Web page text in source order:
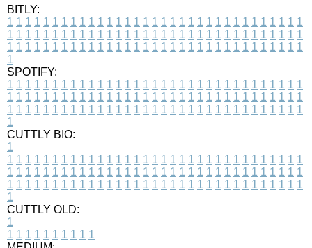
BITLY:
1 1 1 1 1 1 1 1 1 1 1 1 1 1 1 1 1 1 1 1 1 1 1 1 1 1 1 1 1 1 1 1 1
1 1 1 1 1 1 1 1 1 1 1 1 1 1 1 1 1 1 1 1 1 1 1 1 1 1 1 1 1 1 1 1 1
1 1 1 1 1 1 1 1 1 1 1 1 1 1 1 1 1 1 1 1 1 1 1 1 1 1 1 1 1 1 1 1 1
1
SPOTIFY:
1 1 1 1 1 1 1 1 1 1 1 1 1 1 1 1 1 1 1 1 1 1 1 1 1 1 1 1 1 1 1 1 1
1 1 1 1 1 1 1 1 1 1 1 1 1 1 1 1 1 1 1 1 1 1 1 1 1 1 1 1 1 1 1 1 1
1 1 1 1 1 1 1 1 1 1 1 1 1 1 1 1 1 1 1 1 1 1 1 1 1 1 1 1 1 1 1 1 1
1
CUTTLY BIO:
1
1 1 1 1 1 1 1 1 1 1 1 1 1 1 1 1 1 1 1 1 1 1 1 1 1 1 1 1 1 1 1 1 1
1 1 1 1 1 1 1 1 1 1 1 1 1 1 1 1 1 1 1 1 1 1 1 1 1 1 1 1 1 1 1 1 1
1 1 1 1 1 1 1 1 1 1 1 1 1 1 1 1 1 1 1 1 1 1 1 1 1 1 1 1 1 1 1 1 1
1
CUTTLY OLD:
1
1 1 1 1 1 1 1 1 1 1